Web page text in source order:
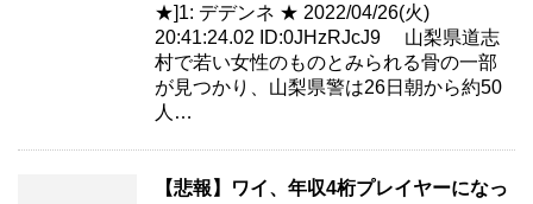
★]1: デデンネ ★ 2022/04/26(火)
20:41:24.02 ID:0JHzRJcJ9 山梨県道志
村で若い女性のものとみられる骨の一部
が見つかり、山梨県警は26日朝から約50
人…
【悲報】ワイ、年収4桁プレイヤーになっ